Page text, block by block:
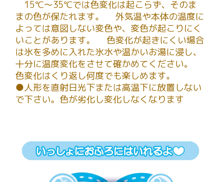
15℃～35℃では色変化は起こらず、そのま
まの色が保たれます。 外気温や本体の温度に
よっては意図しない変色や、変色が起こりにく
いことがあります。 色変化が起きにくい場合
は氷を多めに入れた氷水や温かいお湯に浸し、
十分に温度変化をさせて確かめてください。
色変化はくり返し何度でも楽しめます。
●人形を直射日光下または高温下に放置しない
で下さい。色が劣化し変化しなくなります